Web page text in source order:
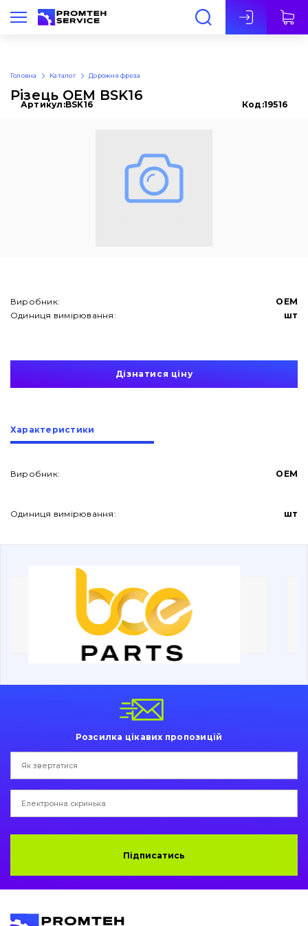
Укр
Про нас
Контакти
Вакансії
Каталог
Фільтри та мастильні матеріали
Ходова частина
Болти, гайки і елементи кріплення
Захист (ковша, адаптера)
Пальці та Втулки
Гідравліка
написати
листа
Головна Каталог Дорожня фреза
Різець OEM BSK16
Артикул:BSK16 Код:19516
Виробник:
OEM
Одиниця вимірювання:
шт
Дізнатися ціну
Характеристики
Виробник: OEM
Одиниця вимірювання: шт
Розсилка цікавих пропозицій
Підписатись